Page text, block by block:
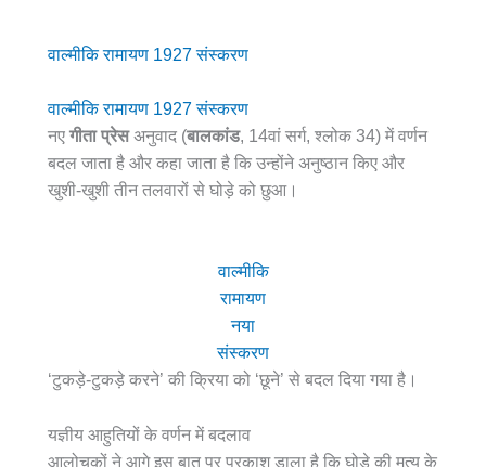
वाल्मीकि रामायण 1927 संस्करण
वाल्मीकि रामायण 1927 संस्करण
नए गीता प्रेसअनुवाद (बालकांड, 14वां सर्ग, श्लोक 34) में वर्णन
बदल जाता है और कहा जाता है कि उन्होंने अनुष्ठान किए और
खुशी-खुशी तीन तलवारों से घोड़े को छुआ।
वाल्मीकि
रामायण
नया
संस्करण
‘टुकड़े-टुकड़े करने’ की क्रिया को ‘छूने’ से बदल दिया गया है।
यज्ञीय आहुतियों के वर्णन में बदलाव
आलोचकों ने आगे इस बात पर प्रकाश डाला है कि घोड़े की मृत्यु के